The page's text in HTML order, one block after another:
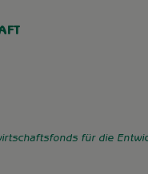
für die